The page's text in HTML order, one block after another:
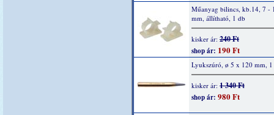
Műanyag bilincs, kb.14, 7 -
mm, állítható, 1 db
kisker ár: 240 Ft
shop ár: 190 Ft
Lyukszúró, ø 5 x 120 mm,
kisker ár: 1 340 Ft
shop ár: 980 Ft